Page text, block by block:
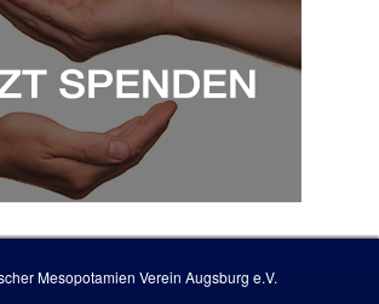
Mesopotamien Verein Augsburg e.V.